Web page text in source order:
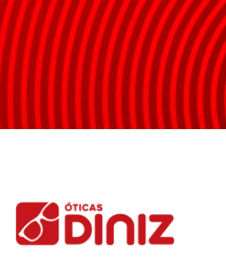
Escreva uma avaliação